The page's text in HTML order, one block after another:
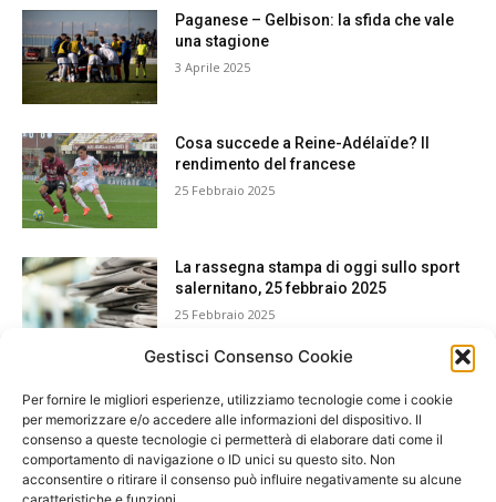
Gestisci Consenso Cookie
Per fornire le migliori esperienze, utilizziamo tecnologie come i cookie
per memorizzare e/o accedere alle informazioni del dispositivo. Il
consenso a queste tecnologie ci permetterà di elaborare dati come il
comportamento di navigazione o ID unici su questo sito. Non
acconsentire o ritirare il consenso può influire negativamente su alcune
Paganese – Gelbison: la sfida che vale
una stagione
3 Aprile 2025
Cosa succede a Reine-Adélaïde? Il
rendimento del francese
25 Febbraio 2025
La rassegna stampa di oggi sullo sport
salernitano, 25 febbraio 2025
25 Febbraio 2025